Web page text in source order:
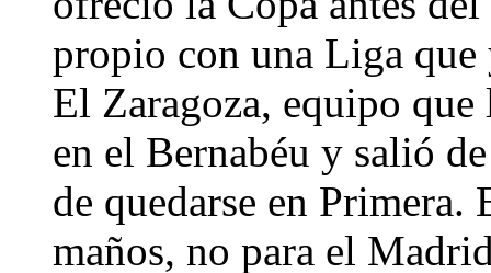
propio con una Liga que
El Zaragoza, equipo
en el Bernabéu y salió
de quedarse en
maños, no para el